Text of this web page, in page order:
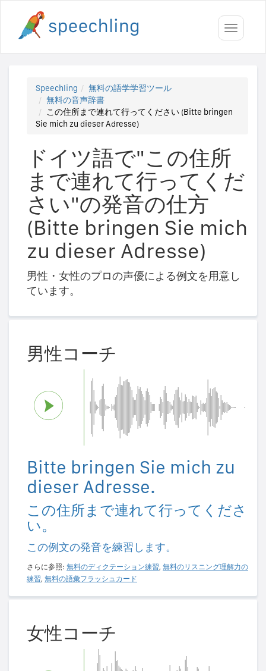
Toggle
Speechling
無料の語学学習ツール
無料の音声辞書
この住所まで連れて行ってください (Bitte bringen
Sie mich zu dieser Adresse)
ドイツ語で"この住所
まで連れて行ってくだ
さい"の発音の仕方
(Bitte bringen Sie mich
zu dieser Adresse)
男性・女性のプロの声優による例文を用意し
ています。
男性コーチ
Bitte bringen Sie mich zu
dieser Adresse.
この住所まで連れて行ってくださ
い。
この例文の発音を練習します。
さらに参照: 無料のディクテーション練習, 無料のリスニング理解力の
練習, 無料の語彙フラッシュカード
女性コーチ